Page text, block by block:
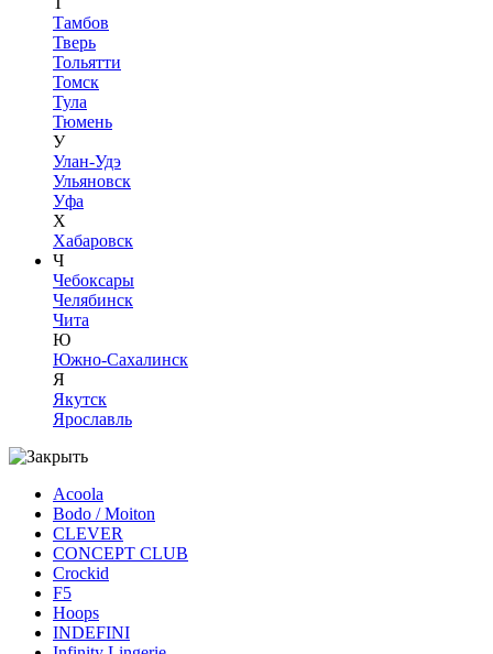
Тамбов
Тверь
Тольятти
Томск
Тула
Тюмень
У
Улан-Удэ
Ульяновск
Уфа
Х
Хабаровск
Ч
Чебоксары
Челябинск
Чита
Ю
Южно-Сахалинск
Я
Якутск
Ярославль
Acoola
Bodo / Moiton
CLEVER
CONCEPT CLUB
Crockid
F5
Hoops
INDEFINI